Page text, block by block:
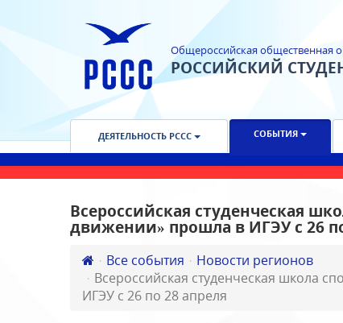
Общероссийская общественная
РОССИЙСКИЙ
ДЕЯТЕЛЬНОСТЬ РССС СОБЫТИЯ
Всероссийская студенческая
движении» прошла в ИГЭУ с 26
Все события
Новости регионов
Всероссийская студенческая школа
ИГЭУ с 26 по 28 апреля